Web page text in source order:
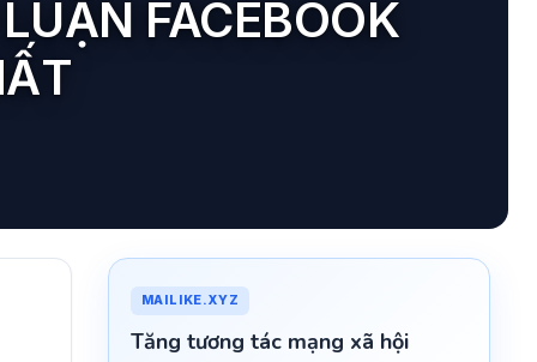
FACEBOOK
MAILIKE.XYZ
Tăng tương tác mạng xã hội